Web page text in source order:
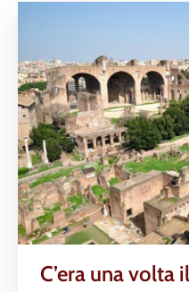
C’era una volta